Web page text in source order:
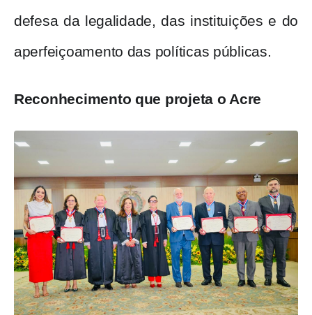
defesa da legalidade, das instituições e do
aperfeiçoamento das políticas públicas.
Reconhecimento que projeta o Acre